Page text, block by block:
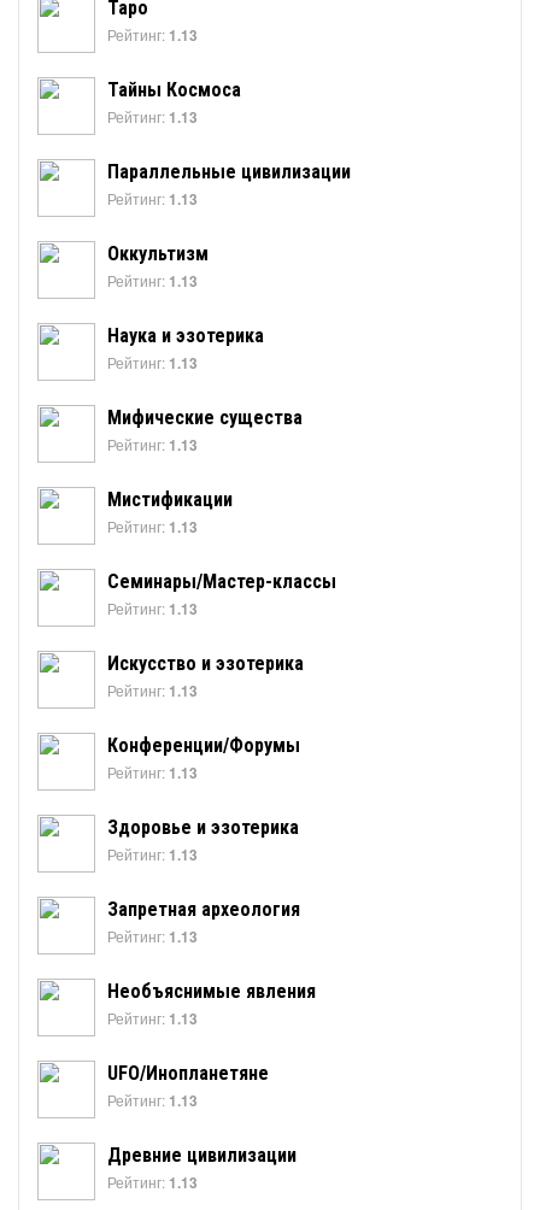
Таро
Рейтинг: 1.13
Тайны Космоса
Рейтинг: 1.13
Параллельные цивилизации
Рейтинг: 1.13
Оккультизм
Рейтинг: 1.13
Наука и эзотерика
Рейтинг: 1.13
Мифические существа
Рейтинг: 1.13
Мистификации
Рейтинг: 1.13
Семинары/Мастер-классы
Рейтинг: 1.13
Искусство и эзотерика
Рейтинг: 1.13
Конференции/Форумы
Рейтинг: 1.13
Здоровье и эзотерика
Рейтинг: 1.13
Запретная археология
Рейтинг: 1.13
Необъяснимые явления
Рейтинг: 1.13
UFO/Инопланетяне
Рейтинг: 1.13
Древние цивилизации
Рейтинг: 1.13